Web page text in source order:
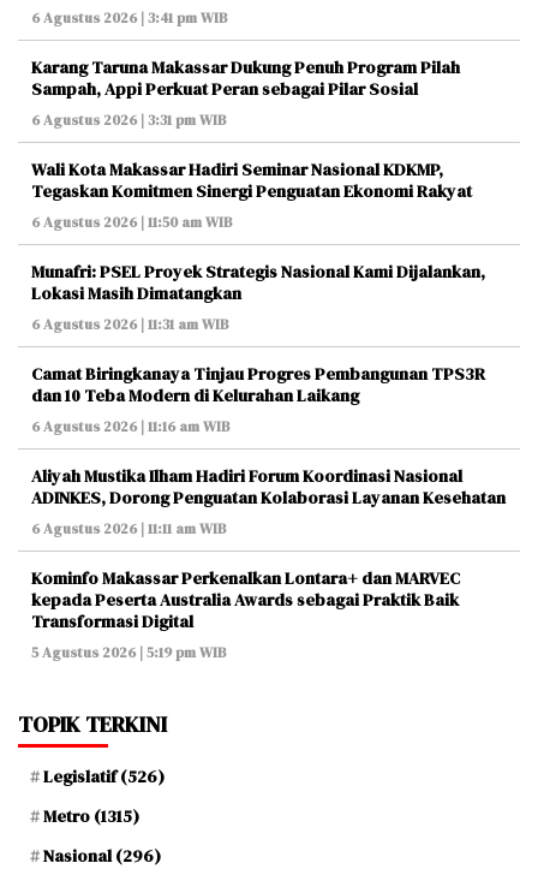
6 Agustus 2026 | 3:41 pm WIB
Karang Taruna Makassar Dukung Penuh Program Pilah
Sampah, Appi Perkuat Peran sebagai Pilar Sosial
6 Agustus 2026 | 3:31 pm WIB
Wali Kota Makassar Hadiri Seminar Nasional KDKMP,
Tegaskan Komitmen Sinergi Penguatan Ekonomi Rakyat
6 Agustus 2026 | 11:50 am WIB
Munafri: PSEL Proyek Strategis Nasional Kami Dijalankan,
Lokasi Masih Dimatangkan
6 Agustus 2026 | 11:31 am WIB
Camat Biringkanaya Tinjau Progres Pembangunan TPS3R
dan 10 Teba Modern di Kelurahan Laikang
6 Agustus 2026 | 11:16 am WIB
Aliyah Mustika Ilham Hadiri Forum Koordinasi Nasional
ADINKES, Dorong Penguatan Kolaborasi Layanan Kesehatan
6 Agustus 2026 | 11:11 am WIB
Kominfo Makassar Perkenalkan Lontara+ dan MARVEC
kepada Peserta Australia Awards sebagai Praktik Baik
Transformasi Digital
5 Agustus 2026 | 5:19 pm WIB
TOPIK TERKINI
Legislatif(526)
Metro (1315)
Nasional(296)